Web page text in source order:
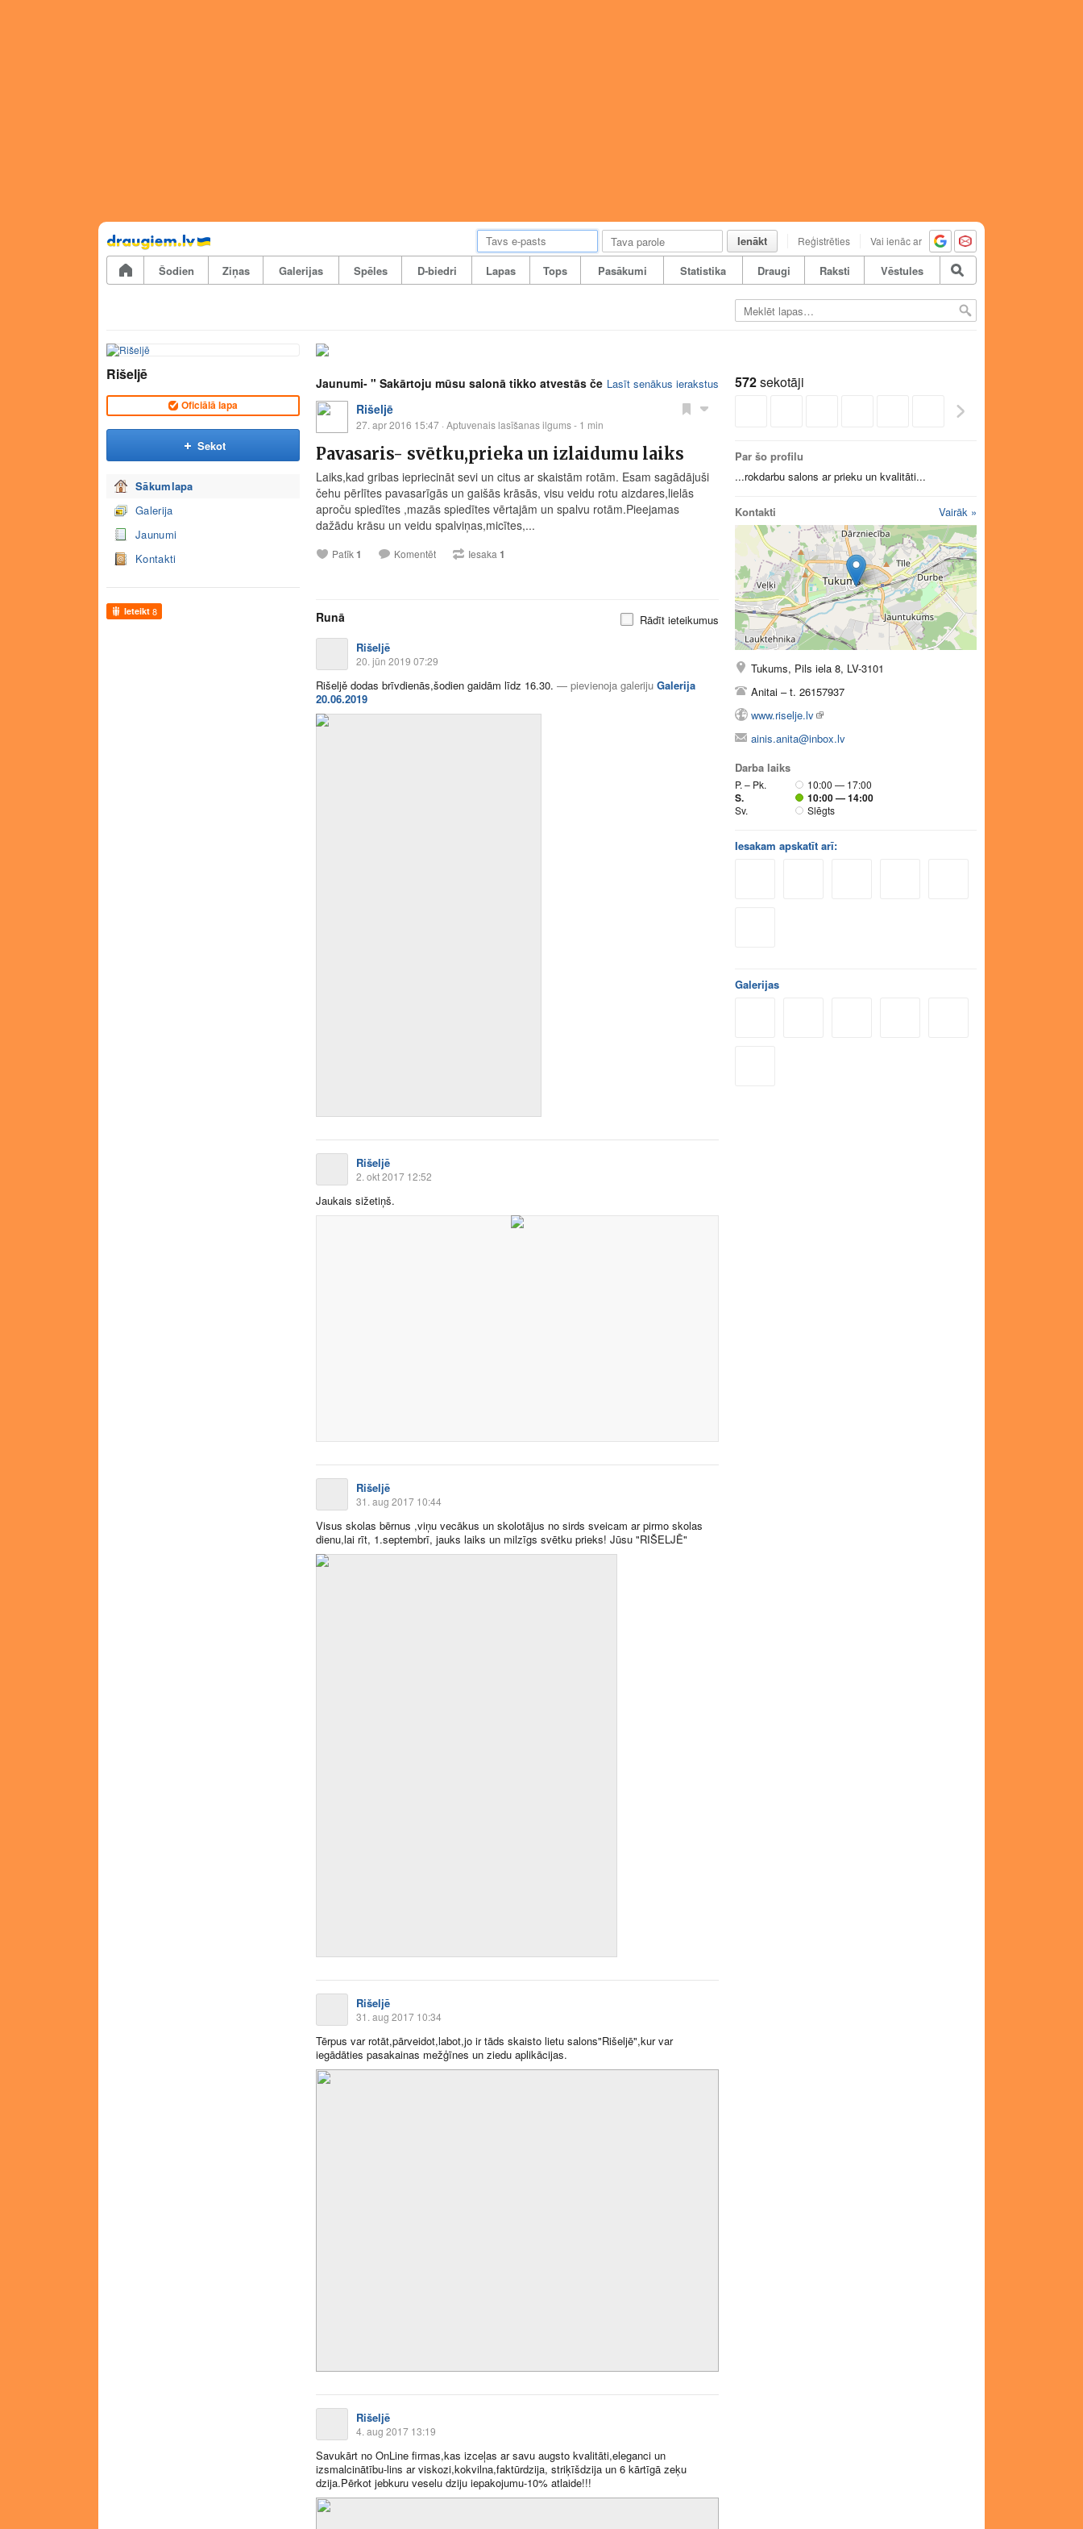
Pāriet
uz
saturu
Ienākt Reģistrēties Vai ienāc ar
Šodien Ziņas Galerijas Spēles D-biedri Lapas Tops Pasākumi Statistika Draugi Raksti Vēstules
Rišeljē
Oficiālā lapa
Sekot
Sākumlapa
Galerija
Jaunumi
Kontakti
Ieteikt 8
Jaunumi- " Sakārtoju mūsu salonā tikko atvestās če Lasīt senākus ierakstus
Rišeljē
27. apr 2016 15:47 · Aptuvenais lasīšanas ilgums - 1 min
Pavasaris- svētku,prieka un izlaidumu laiks
Laiks,kad gribas iepriecināt sevi un citus ar skaistām rotām. Esam sagādājuši
čehu pērlītes pavasarīgās un gaišās krāsās, visu veidu rotu aizdares,lielās
aproču spiedītes ,mazās spiedītes vērtajām un spalvu rotām.Pieejamas
dažādu krāsu un veidu spalviņas,micītes,...
Patīk1 Komentēt Iesaka 1
Runā
Rādīt ieteikumus
Rišeljē
20. jūn 2019 07:29
Rišeljě dodas brīvdienās,šodien gaidām līdz 16.30. — pievienoja galeriju Galerija
20.06.2019
Rišeljē
2. okt 2017 12:52
Jaukais sižetiņš.
Rišeljē
31. aug 2017 10:44
Visus skolas bērnus ,viņu vecākus un skolotājus no sirds sveicam ar pirmo skolas
dienu,lai rīt, 1.septembrī, jauks laiks un milzīgs svētku prieks! Jūsu "RIŠELJĒ"
Rišeljē
31. aug 2017 10:34
Tērpus var rotāt,pārveidot,labot,jo ir tāds skaisto lietu salons"Rišeljē",kur var
iegādāties pasakainas mežģīnes un ziedu aplikācijas.
Rišeljē
4. aug 2017 13:19
Savukārt no OnLine firmas,kas izceļas ar savu augsto kvalitāti,eleganci un
izsmalcinātību-lins ar viskozi,kokvilna,faktūrdzija, striķīšdzija un 6 kārtīgā zeķu
dzija.Pērkot jebkuru veselu dziju iepakojumu-10% atlaide!!!
572sekotāji
Par šo profilu
...rokdarbu salons ar prieku un kvalitāti...
Kontakti Vairāk »
Tukums, Pils iela 8, LV-3101
Anitai – t. 26157937
www.riselje.lv
ainis.anita@inbox.lv
Darba laiks
P. – Pk. 10:00 — 17:00
S. 10:00 — 14:00
Sv. Slēgts
Iesakam apskatīt arī:
Galerijas